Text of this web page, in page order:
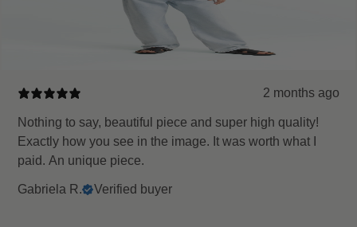
2 months ago
Nothing to say, beautiful piece and super high quality!
Exactly how you see in the image. It was worth what I
paid. An unique piece.
Gabriela R. Verified buyer